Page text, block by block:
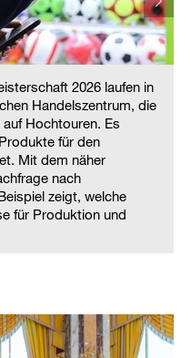
2026 laufen in
Handelszentrum, die
Hochtouren. Es
für den
Mit dem näher
nach
zeigt, welche
für Produktion und